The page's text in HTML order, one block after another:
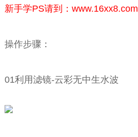
新手学PS请到：www.16xx8.com
操作步骤：
01利用滤镜-云彩无中生水波